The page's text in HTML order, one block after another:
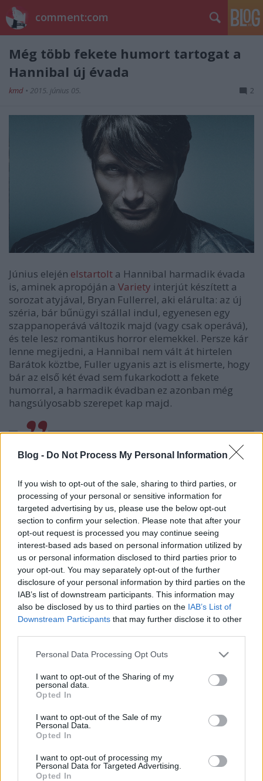
Blog - Do Not Process My Personal Information
If you wish to opt-out of the sale, sharing to third parties, or
processing of your personal or sensitive information for
targeted advertising by us, please use the below opt-out
section to confirm your selection. Please note that after your
opt-out request is processed you may continue seeing
interest-based ads based on personal information utilized by
us or personal information disclosed to third parties prior to
your opt-out. You may separately opt-out of the further
disclosure of your personal information by third parties on the
IAB’s list of downstream participants. This information may
also be disclosed by us to third parties on the IAB’s List of
Downstream Participants that may further disclose it to other
Please note that this website/app uses one or more Google
not limited to your visit or usage behaviour. You may click to
grant or deny consent to Google and its third-party tags to
use your data for below specified purposes in below Google
consent section.
Personal Data Processing Opt Outs
I want to opt-out of the Sharing of my
personal data.
Opted In
I want to opt-out of the Sale of my
Personal Data.
Opted In
I want to opt-out of processing my
Personal Data for Targeted Advertising.
Opted In
comment:com
Még több fekete humort tartogat a
Hannibal új évada
kmd • 2015. június 05. 2
Június elején elstartolt a Hannibal harmadik évada
is, aminek apropóján a Variety interjút készített a
sorozat atyjával, Bryan Fullerrel, aki elárulta: az új
széria, bár bűnügyi szállal indul, egyenesen egy
szappanoperává változik majd (vagy csak operává),
és tele lesz romantikus horror elemekkel. Persze kár
lenne megijedni, a Hannibal nem vált át hirtelen
Barátok köztbe, Fuller ugyanis azt is elismerte, hogy
bár az első két évad sem fukarkodott a fekete
humorral, a harmadik évadban ez azonban még
hangsúlyosabb szerepet kap majd.
Azt hiszem, a harmadik évad lesz az a
készíteni
– mondta, és sok más mellett, arról is mesélt, milyen
pozitív viszonya van a rajongókkal, és hogy mennyire
szerencsésnek érzi magát, amiért Hannibal-
fanatikusként tulajdonképpen a fan fiction talán
legköltségesebb formáját űzheti.
Én csak egy rajongó vagyok, akinek valóra
váltak az álmai.
Címkék:szappanopera